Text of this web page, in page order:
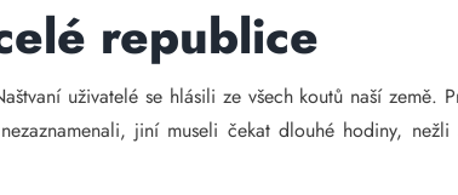
republice
uživatelé se hlásili ze všech koutů naší země.
jiní museli čekat dlouhé hodiny, nežli